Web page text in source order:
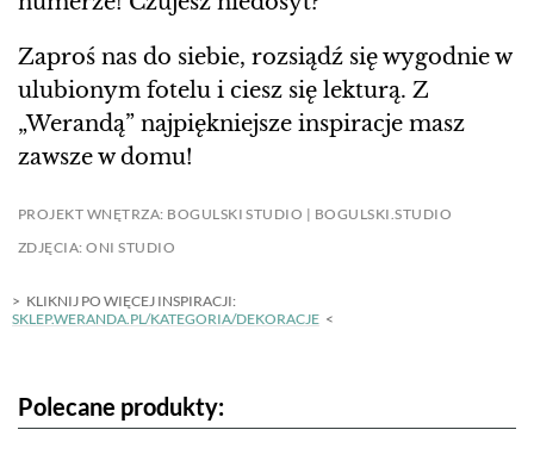
Zaproś nas do siebie, rozsiądź się wygodnie w
ulubionym fotelu i ciesz się lekturą. Z
„Werandą” najpiękniejsze inspiracje masz
zawsze w domu!
PROJEKT WNĘTRZA: BOGULSKI STUDIO | BOGULSKI.STUDIO
ZDJĘCIA: ONI STUDIO
KLIKNIJ PO WIĘCEJ INSPIRACJI:
SKLEP.WERANDA.PL/KATEGORIA/DEKORACJE
Polecane produkty: